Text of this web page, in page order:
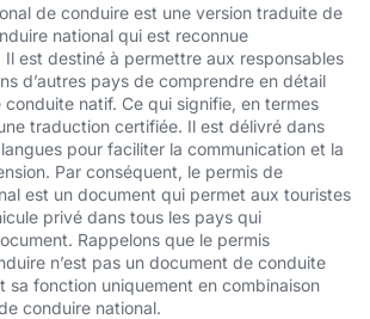
de conduire est une version traduite de
national qui est reconnue
Il est destiné à permettre aux responsables
d’autres pays de comprendre en détail
natif. Ce qui signifie, en termes
traduction certifiée. Il est délivré dans
pour faciliter la communication et la
Par conséquent, le permis de
est un document qui permet aux touristes
privé dans tous les pays qui
Rappelons que le permis
n’est pas un document de conduite
sa fonction uniquement en combinaison
conduire national.